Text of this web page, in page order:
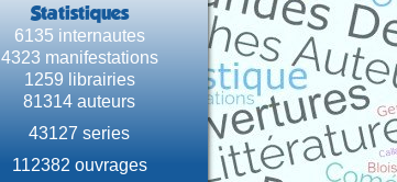
Statistiques
6135 internautes
4323 manifestations
1259 librairies
81314 auteurs
43127 series
112382 ouvrages